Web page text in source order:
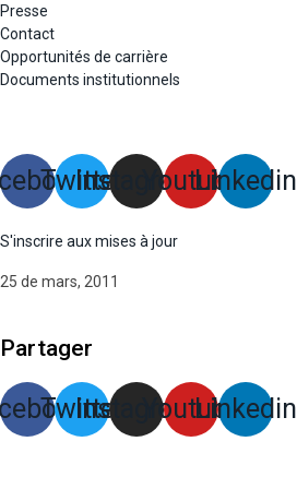
Presse
Contact
Opportunités de carrière
Documents institutionnels
TwitterInstagramYoutube
Linkedin
S'inscrire aux mises à jour
25 de mars, 2011
Partager
TwitterInstagramYoutube
Linkedin